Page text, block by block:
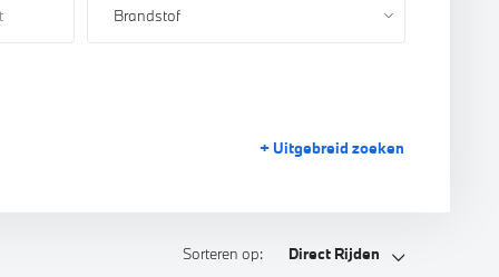
+ Uitgebreid zoeken
Sorteren op: Direct Rijden